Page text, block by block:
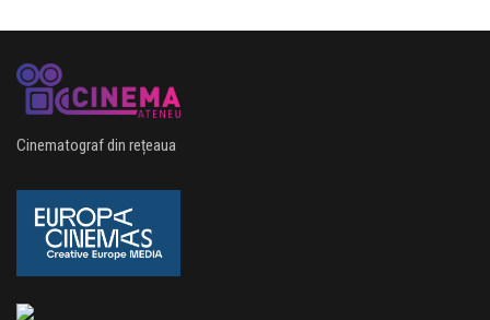
Cinematograf din rețeaua